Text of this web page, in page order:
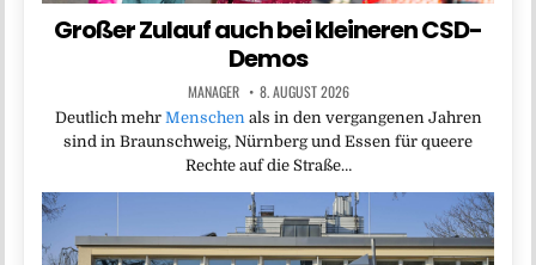
Großer Zulauf auch bei kleineren CSD-
Demos
MANAGER 8. AUGUST 2026
Deutlich mehr Menschen als in den vergangenen Jahren
sind in Braunschweig, Nürnberg und Essen für queere
Rechte auf die Straße…